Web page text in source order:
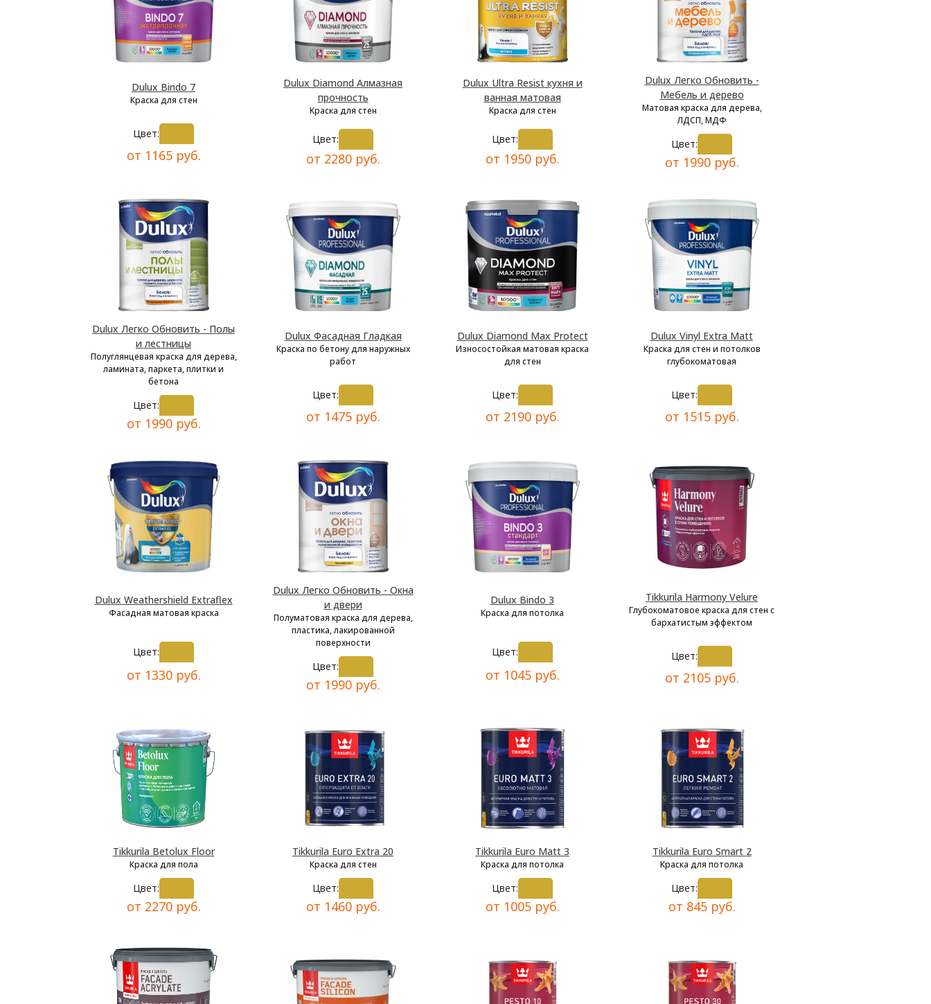
Dulux Bindo 7
Краска для стен
Цвет:
от 1165 руб.
Dulux Diamond Алмазная
прочность
Краска для стен
Цвет:
от 2280 руб.
Dulux Ultra Resist кухня и
ванная матовая
Краска для стен
Цвет:
от 1950 руб.
Dulux Легко Обновить -
Мебель и дерево
Матовая краска для дерева,
ЛДСП, МДФ
Цвет:
от 1990 руб.
Dulux Легко Обновить - Полы
и лестницы
Полуглянцевая краска для дерева,
ламината, паркета, плитки и
бетона
Цвет:
от 1990 руб.
Dulux Фасадная Гладкая
Краска по бетону для наружных
работ
Цвет:
от 1475 руб.
Dulux Diamond Max Protect
Износостойкая матовая краска
для стен
Цвет:
от 2190 руб.
Dulux Vinyl Extra Matt
Краска для стен и потолков
глубокоматовая
Цвет:
от 1515 руб.
Dulux Weathershield Extraflex
Фасадная матовая краска
Цвет:
от 1330 руб.
Dulux Легко Обновить - Окна
и двери
Полуматовая краска для дерева,
пластика, лакированной
поверхности
Цвет:
от 1990 руб.
Dulux Bindo 3
Краска для потолка
Цвет:
от 1045 руб.
Tikkurila Harmony Velure
Глубокоматовое краска для стен с
бархатистым эффектом
Цвет:
от 2105 руб.
Tikkurila Betolux Floor
Краска для пола
Цвет:
от 2270 руб.
Tikkurila Euro Extra 20
Краска для стен
Цвет:
от 1460 руб.
Tikkurila Euro Matt 3
Краска для потолка
Цвет:
от 1005 руб.
Tikkurila Euro Smart 2
Краска для потолка
Цвет:
от 845 руб.